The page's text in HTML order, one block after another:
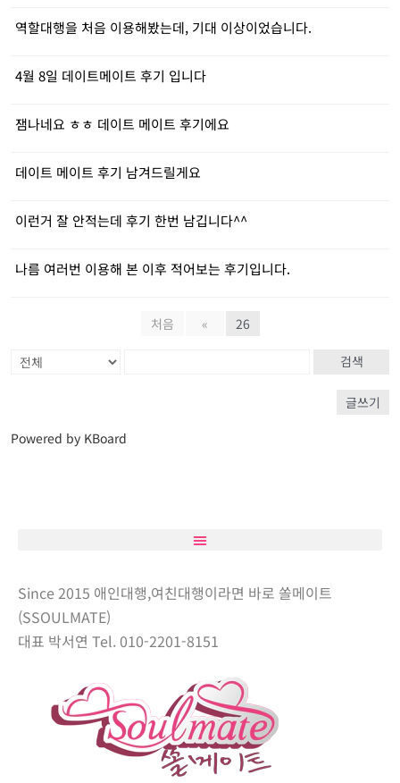
역할대행을 처음 이용해봤는데, 기대 이상이었습니다.
4월 8일 데이트메이트 후기 입니다
잼나네요 ㅎㅎ 데이트 메이트 후기에요
데이트 메이트 후기 남겨드릴게요
이런거 잘 안적는데 후기 한번 남깁니다^^
나름 여러번 이용해 본 이후 적어보는 후기입니다.
처음 « 26
검색
글쓰기
Powered by KBoard
Since 2015 애인대행,여친대행이라면 바로 쏠메이트
(SSOULMATE)
대표 박서연 Tel. 010-2201-8151